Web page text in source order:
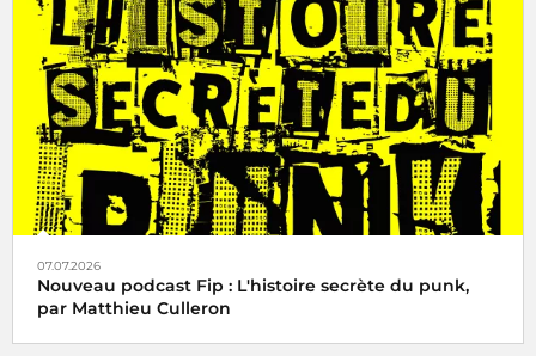
07.07.2026
Nouveau podcast Fip : L'histoire secrète du punk,
par Matthieu Culleron